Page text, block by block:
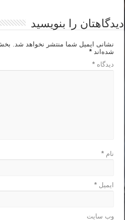
دیدگاهتان را بنویسید
نشانی ایمیل شما منتشر نخواهد شد.
شده‌اند*
دیدگاه*
نام*
ایمیل*
وب‌ سایت